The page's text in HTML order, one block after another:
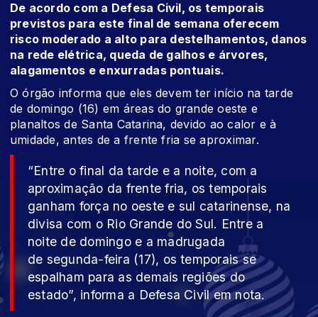
De acordo com a Defesa Civil, os temporais
previstos para este final de semana oferecem
risco moderado a alto para destelhamentos, danos
na rede elétrica, queda de galhos e árvores,
alagamentos e enxurradas pontuais.
O órgão informa que eles devem ter início na tarde
de domingo (16) em áreas do grande oeste e
planaltos de Santa Catarina, devido ao calor e à
umidade, antes de a frente fria se aproximar.
“Entre o final da tarde e a noite, com a
aproximação da frente fria, os temporais
ganham força no oeste e sul catarinense, na
divisa com o Rio Grande do Sul. Entre a
noite de domingo e a madrugada
de segunda-feira (17), os temporais se
espalham para as demais regiões do
estado”, informa a Defesa Civil em nota.